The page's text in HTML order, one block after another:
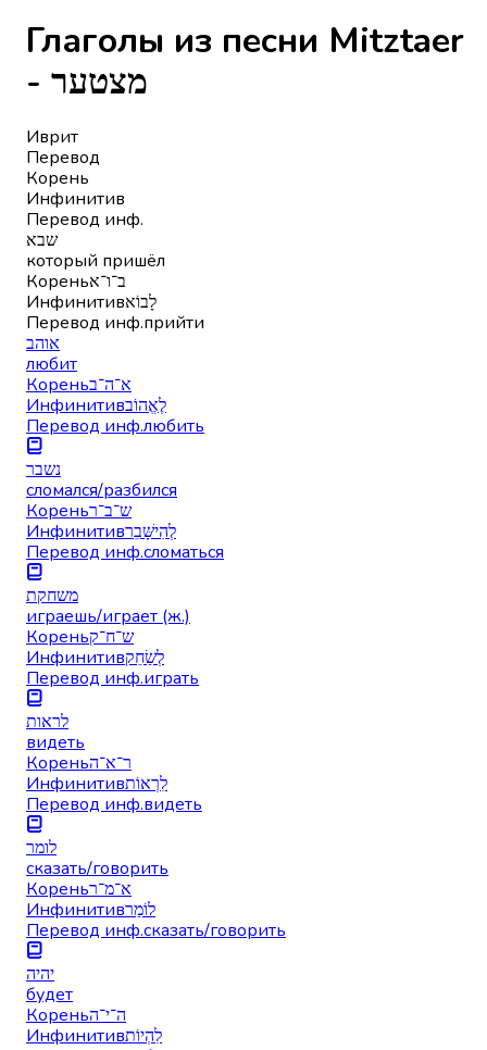
Глаголы из песни Mitztaer
- מצטער
Иврит
Перевод
Корень
Инфинитив
Перевод инф.
שבא
который пришёл
Кореньב־ו־א
Инфинитивלָבוֹא
Перевод инф.прийти
אוהב
любит
Кореньא־ה־ב
Инфинитивלֶאֱהוֹב
Перевод инф.любить
נשבר
сломался/разбился
Кореньש־ב־ר
Инфинитивלְהִישָּׁבֵר
Перевод инф.сломаться
משחקת
играешь/играет (ж.)
Кореньש־ח־ק
Инфинитивלְשַׂחֵק
Перевод инф.играть
לראות
видеть
Кореньר־א־ה
Инфинитивלִרְאוֹת
Перевод инф.видеть
לומר
сказать/говорить
Кореньא־מ־ר
Инфинитивלוֹמַר
Перевод инф.сказать/говорить
יהיה
будет
Кореньה־י־ה
Инфинитивלִהְיוֹת